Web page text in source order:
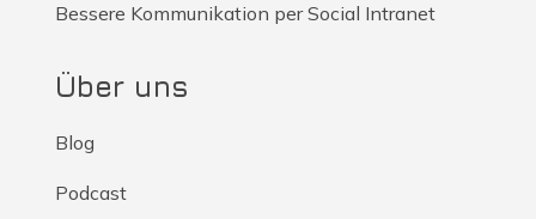
Bessere Kommunikation per Social Intranet
Über uns
Blog
Podcast